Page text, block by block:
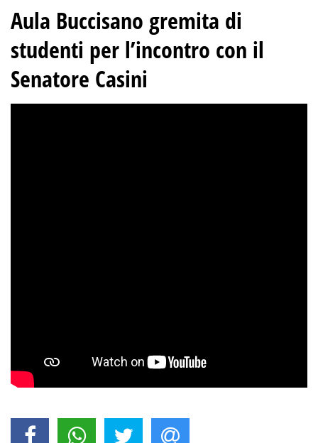
Aula Buccisano gremita di
studenti per l’incontro con il
Senatore Casini